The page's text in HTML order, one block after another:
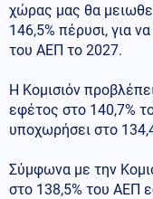
χώρας μας θα
146,5% πέρυσι, για
του ΑΕΠ το 2027.
Η Κομισιόν
εφέτος στο 140,7%
υποχωρήσει στο
Σύμφωνα με την
στο 138,5% του ΑΕΠ